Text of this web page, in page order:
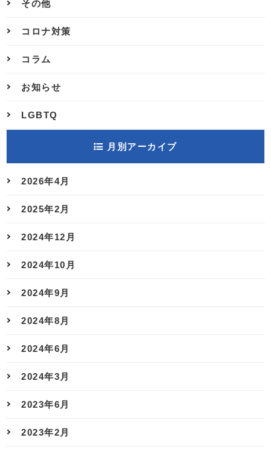
その他
コロナ対策
コラム
お知らせ
LGBTQ
月別アーカイブ
2026年4月
2025年2月
2024年12月
2024年10月
2024年9月
2024年8月
2024年6月
2024年3月
2023年6月
2023年2月